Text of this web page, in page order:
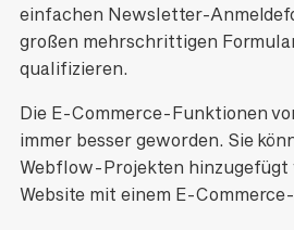
einfachen Newsletter-
großen mehrschrittigen
qualifizieren.
Die E-Commerce-Funktionen
immer besser geworden. Sie
Webflow-Projekten hinzugefügt
Website mit einem E-